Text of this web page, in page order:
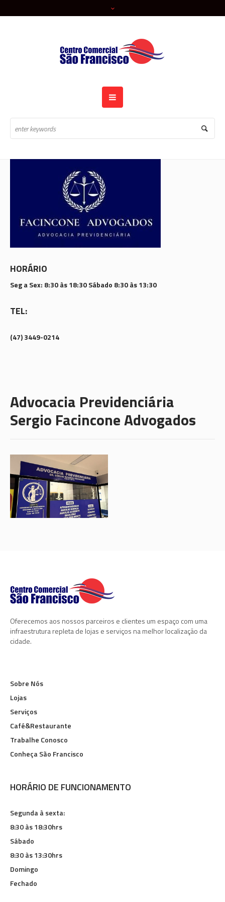
HORÁRIO
Seg a Sex: 8:30 às 18:30 Sábado 8:30 às 13:30
TEL:
(47) 3449-0214
Advocacia Previdenciária
Sergio Facincone Advogados
Oferecemos aos nossos parceiros e clientes um espaço com uma
infraestrutura repleta de lojas e serviços na melhor localização da
cidade.
Sobre Nós
Lojas
Serviços
Café&Restaurante
Trabalhe Conosco
Conheça São Francisco
HORÁRIO DE FUNCIONAMENTO
Segunda à sexta:
8:30 às 18:30hrs
Sábado
8:30 às 13:30hrs
Domingo
Fechado